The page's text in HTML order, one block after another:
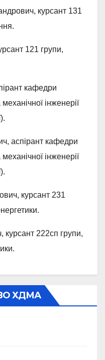
курсант 131
121 групи,
кафедри
інженерії
аспірант кафедри
інженерії
курсант 231
222сп групи,
ХДМА